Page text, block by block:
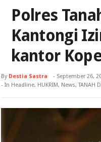
Polres
Kantongi
kantor
By Destia Sastra - September 26,
- In Headline, HUKRIM, News,TANAH